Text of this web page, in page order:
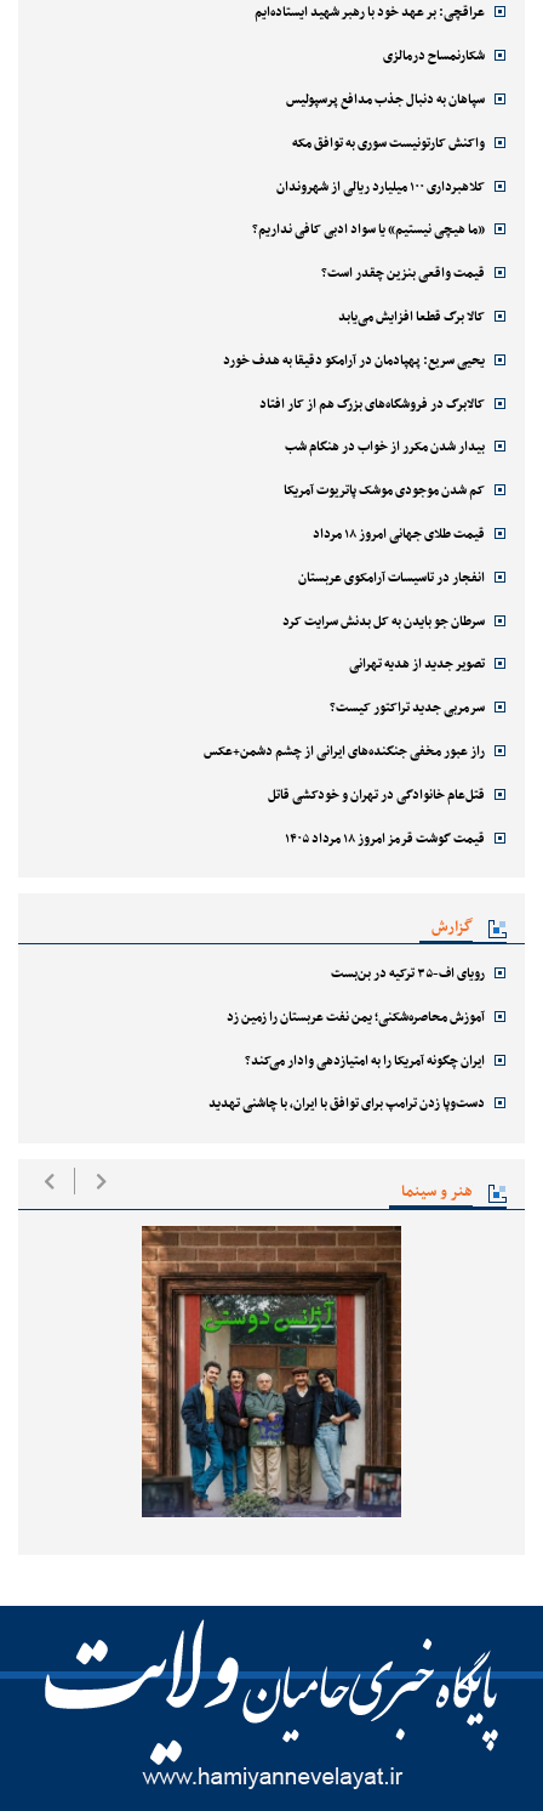
عراقچی: بر عهد خود با رهبر شهید ایستاده‌ایم
شکارنمساح درمالزی
سپاهان به دنبال جذب مدافع پرسپولیس
واکنش کارتونیست سوری به توافق مکه
کلاهبرداری ۱۰۰ میلیارد ریالی از شهروندان
«ما هیچی نیستیم» یا سواد ادبی کافی نداریم؟
قیمت واقعی بنزین چقدر است؟
کالا برگ قطعا افزایش می‌یابد
یحیی سریع: پهپادمان در آرامکو دقیقا به هدف خورد
کالابرگ در فروشگاه‌های بزرگ هم از کار افتاد
بیدار شدن مکرر از خواب در هنگام شب
کم شدن موجودی موشک پاتریوت آمریکا
قیمت طلای جهانی امروز ۱۸ مرداد
انفجار در تاسیسات آرامکوی عربستان
سرطان جو بایدن به کل بدنش سرایت کرد
تصویر جدید از هدیه تهرانی
سرمربی جدید تراکتور کیست؟
راز عبور مخفی جنگنده‌های ایرانی از چشم دشمن+عکس
قتل‌‌عام خانوادگی در تهران و خودکشی قاتل
قیمت گوشت قرمز امروز ۱۸ مرداد ۱۴۰۵
گزارش
رویای اف-۳۵ ترکیه در بن‌بست
آموزش محاصره‌شکنی؛ یمن نفت عربستان را زمین زد
ایران چگونه آمریکا را به امتیازدهی وادار می‌کند؟
دست‌وپا زدن ترامپ برای توافق با ایران، با چاشنی تهدید
هنر و سینما